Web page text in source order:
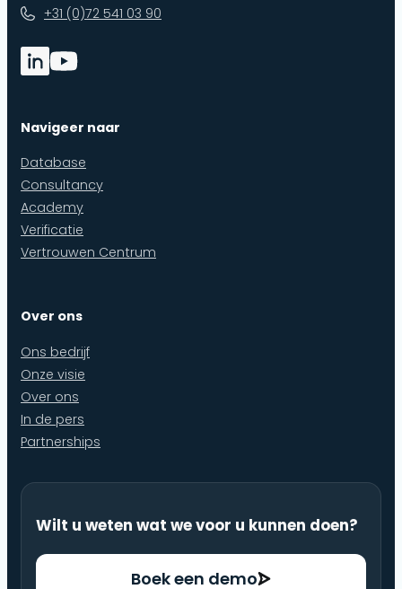
+31 (0)72 541 03 90
Navigeer naar
Database
Consultancy
Academy
Verificatie
Vertrouwen Centrum
Over ons
Ons bedrijf
Onze visie
Over ons
In de pers
Partnerships
Wilt u weten wat we voor u kunnen doen?
Boek een demo